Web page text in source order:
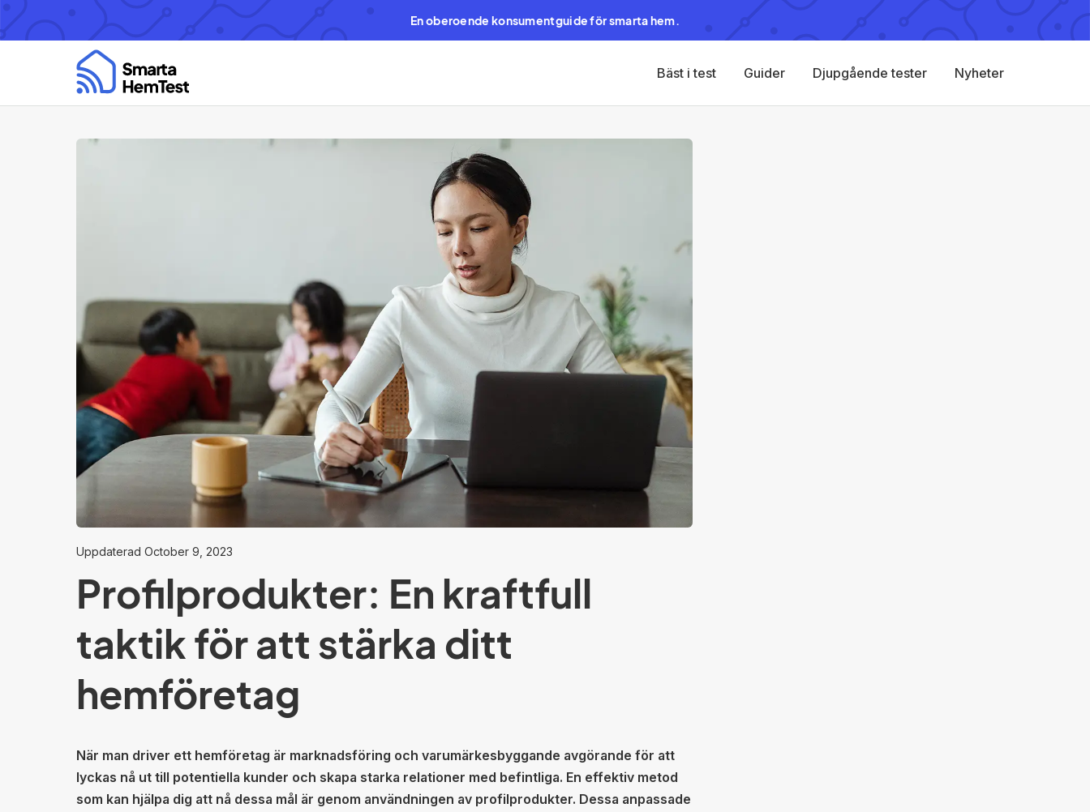
En oberoende konsumentguide för smarta hem.
Bäst i test Guider Djupgående tester Nyheter
Uppdaterad October 9, 2023
Profilprodukter: En kraftfull
taktik för att stärka ditt
hemföretag
När man driver ett hemföretag är marknadsföring och varumärkesbyggande avgörande för att
lyckas nå ut till potentiella kunder och skapa starka relationer med befintliga. En effektiv metod
som kan hjälpa dig att nå dessa mål är genom användningen av profilprodukter. Dessa anpassade